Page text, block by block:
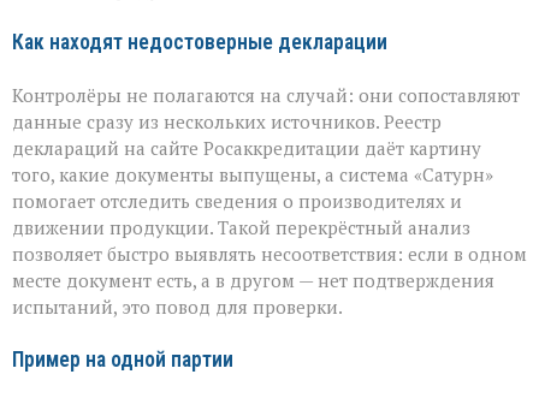
Как находят недостоверные декларации
Контролёры не полагаются на случай: они сопоставляют
данные сразу из нескольких источников. Реестр
деклараций на сайте Росаккредитации даёт картину
того, какие документы выпущены, а система «Сатурн»
помогает отследить сведения о производителях и
движении продукции. Такой перекрёстный анализ
позволяет быстро выявлять несоответствия: если в одном
месте документ есть, а в другом — нет подтверждения
испытаний, это повод для проверки.
Пример на одной партии